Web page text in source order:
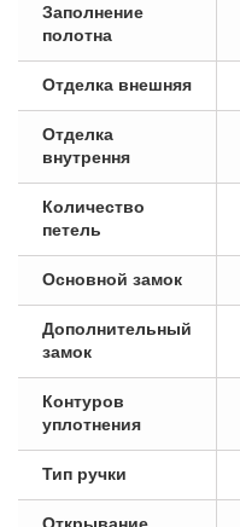
Заполнение
полотна
Отделка внешняя
Отделка
внутрення
Количество
петель
Основной замок
Дополнительный
замок
Контуров
уплотнения
Тип ручки